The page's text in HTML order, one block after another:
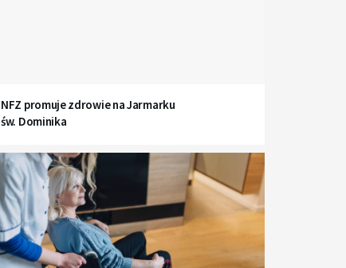
NFZ promuje zdrowie na Jarmarku
św. Dominika